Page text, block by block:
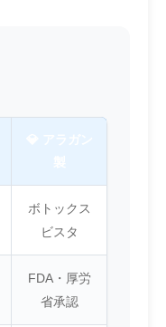
ボトックス
ビスタ
FDA・厚労
省承認